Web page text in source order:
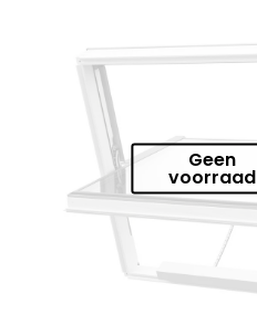
Geen
voorraad